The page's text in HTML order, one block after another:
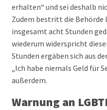
erhalten“ und sei deshalb
Zudem bestritt die Behörde
insgesamt acht Stunden
wiederum widerspricht
Stunden ergäben sich aus
„Ich habe niemals Geld für
außerdem.
Warnung an